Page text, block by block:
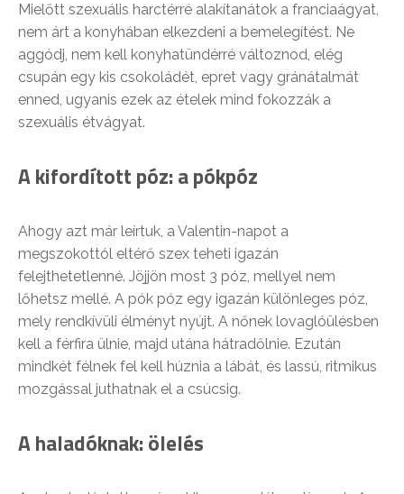
Mielőtt szexuális harctérré alakítanátok a franciaágyat,
nem árt a konyhában elkezdeni a bemelegítést. Ne
aggódj, nem kell konyhatündérré változnod, elég
csupán egy kis csokoládét, epret vagy gránátalmát
enned, ugyanis ezek az ételek mind fokozzák a
szexuális étvágyat.
A kifordított póz: a pókpóz
Ahogy azt már leírtuk, a Valentin-napot a
megszokottól eltérő szex teheti igazán
felejthetetlenné. Jöjjön most 3 póz, mellyel nem
lőhetsz mellé. A pók póz egy igazán különleges póz,
mely rendkívüli élményt nyújt. A nőnek lovaglóülésben
kell a férfira ülnie, majd utána hátradőlnie. Ezután
mindkét félnek fel kell húznia a lábát, és lassú, ritmikus
mozgással juthatnak el a csúcsig.
A haladóknak: ölelés